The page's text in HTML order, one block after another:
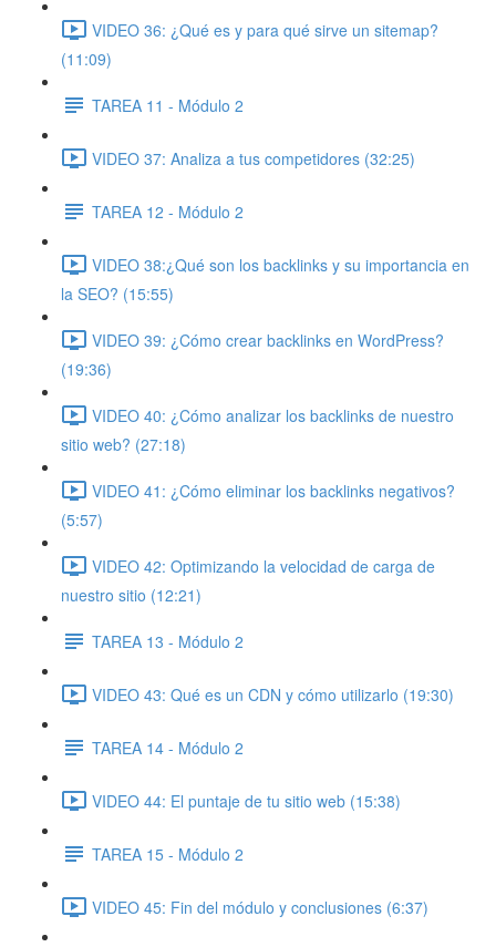
VIDEO 36: ¿Qué es y para qué sirve un sitemap?
(11:09)
TAREA 11 - Módulo 2
VIDEO 37: Analiza a tus competidores (32:25)
TAREA 12 - Módulo 2
VIDEO 38:¿Qué son los backlinks y su importancia en
la SEO? (15:55)
VIDEO 39: ¿Cómo crear backlinks en WordPress?
(19:36)
VIDEO 40: ¿Cómo analizar los backlinks de nuestro
sitio web? (27:18)
VIDEO 41: ¿Cómo eliminar los backlinks negativos?
(5:57)
VIDEO 42: Optimizando la velocidad de carga de
nuestro sitio (12:21)
TAREA 13 - Módulo 2
VIDEO 43: Qué es un CDN y cómo utilizarlo (19:30)
TAREA 14 - Módulo 2
VIDEO 44: El puntaje de tu sitio web (15:38)
TAREA 15 - Módulo 2
VIDEO 45: Fin del módulo y conclusiones (6:37)